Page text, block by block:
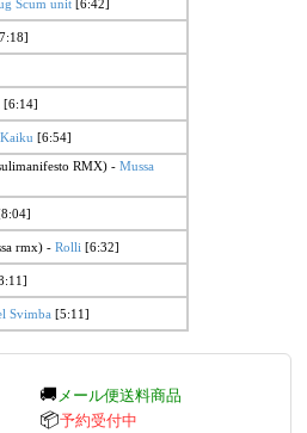
Scum unit [6:42]
[6:14]
Kaiku [6:54]
RMX) -Mussa
rmx) -Rolli [6:32]
Svimba [5:11]
🚚 メール便送料商品
📦予約受付中